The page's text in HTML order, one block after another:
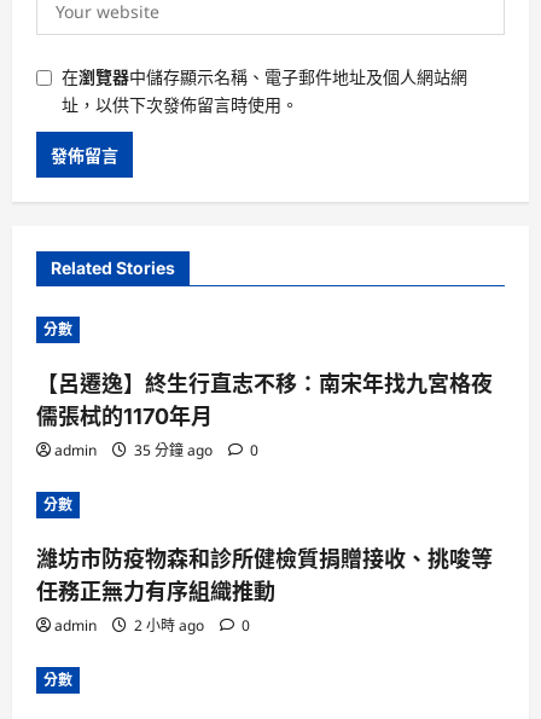
在瀏覽器中儲存顯示名稱、電子郵件地址及個人網站網
址，以供下次發佈留言時使用。
Related Stories
分數
【呂遷逸】終生行直志不移：南宋年找九宮格夜
儒張栻的1170年月
admin 35 分鐘 ago 0
分數
濰坊市防疫物森和診所健檢質捐贈接收、挑唆等
任務正無力有序組織推動
admin 2 小時 ago 0
分數